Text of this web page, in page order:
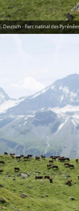
Deutsch - Parc natinal des Pyrénées